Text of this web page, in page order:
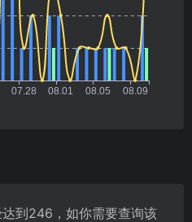
到246，如你需要查询该